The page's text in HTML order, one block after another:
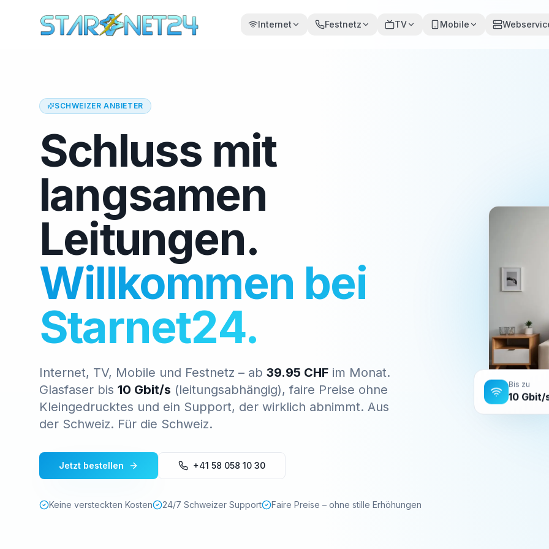
Internet Festnetz TV Mobile
SCHWEIZER ANBIETER
Schluss mit
langsamen
Leitungen.
Willkommen bei
Starnet24.
Internet, TV, Mobile und Festnetz – ab 39.95 CHF im Monat.
Glasfaser bis 10 Gbit/s (leitungsabhängig), faire Preise ohne
Kleingedrucktes und ein Support, der wirklich abnimmt. Aus
der Schweiz. Für die Schweiz.
Jetzt bestellen +41 58 058 10 30
Keine versteckten Kosten 24/7 Schweizer Support Faire Preise – ohne stille Erhöhungen
Bis zu
10 Gbit/